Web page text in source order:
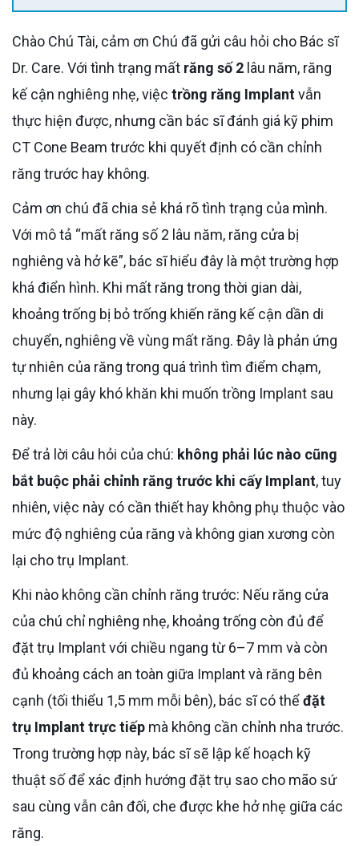
Chào Chú Tài, cảm ơn Chú đã gửi câu hỏi cho Bác sĩ
Dr. Care. Với tình trạng mất răng số 2 lâu năm, răng
kế cận nghiêng nhẹ, việc trồng răng Implantvẫn
thực hiện được, nhưng cần bác sĩ đánh giá kỹ phim
CT Cone Beam trước khi quyết định có cần chỉnh
răng trước hay không.
Cảm ơn chú đã chia sẻ khá rõ tình trạng của mình.
Với mô tả “mất răng số 2 lâu năm, răng cửa bị
nghiêng và hở kẽ”, bác sĩ hiểu đây là một trường hợp
khá điển hình. Khi mất răng trong thời gian dài,
khoảng trống bị bỏ trống khiến răng kế cận dần di
chuyển, nghiêng về vùng mất răng. Đây là phản ứng
tự nhiên của răng trong quá trình tìm điểm chạm,
nhưng lại gây khó khăn khi muốn trồng Implant sau
này.
Để trả lời câu hỏi của chú: không phải lúc nào cũng
bắt buộc phải chỉnh răng trước khi cấy Implant, tuy
nhiên, việc này có cần thiết hay không phụ thuộc vào
mức độ nghiêng của răng và không gian xương còn
lại cho trụ Implant.
Khi nào không cần chỉnh răng trước: Nếu răng cửa
của chú chỉ nghiêng nhẹ, khoảng trống còn đủ để
đặt trụ Implant với chiều ngang từ 6–7 mm và còn
đủ khoảng cách an toàn giữa Implant và răng bên
cạnh (tối thiểu 1,5 mm mỗi bên), bác sĩ có thểđặt
trụ Implant trực tiếp mà không cần chỉnh nha trước.
Trong trường hợp này, bác sĩ sẽ lập kế hoạch kỹ
thuật số để xác định hướng đặt trụ sao cho mão sứ
sau cùng vẫn cân đối, che được khe hở nhẹ giữa các
răng.